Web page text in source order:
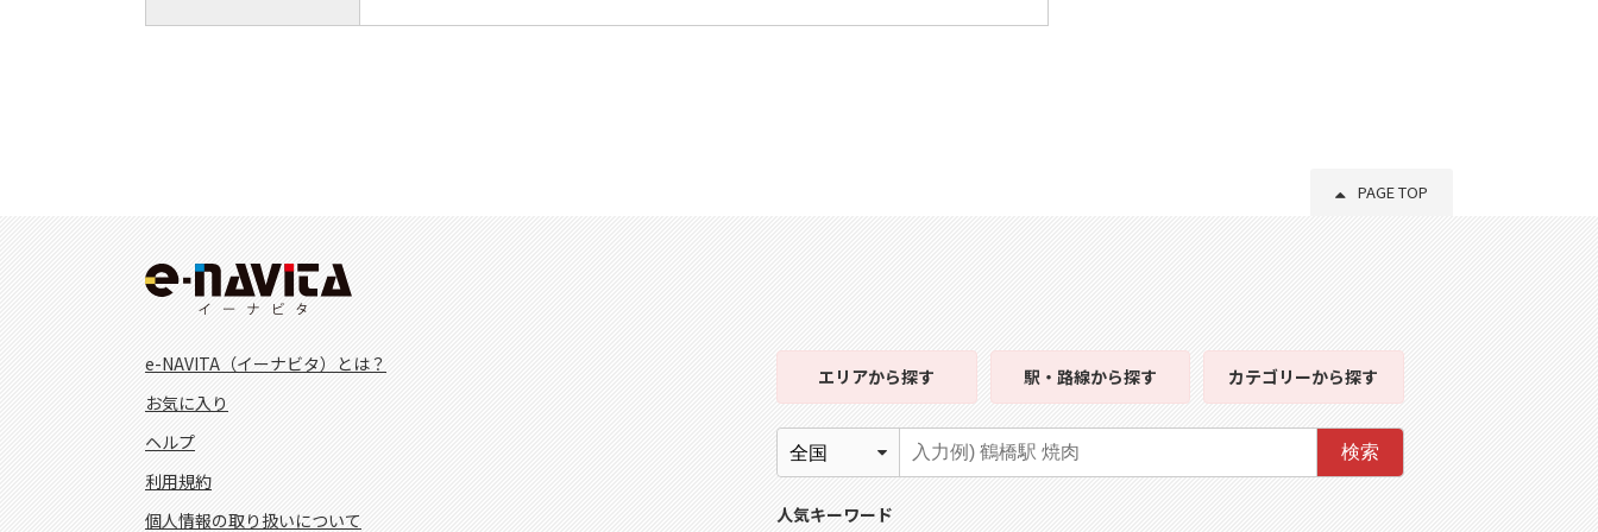
PAGE TOP
e-NAVITA（イーナビタ）とは？
お気に入り
ヘルプ
利用規約
個人情報の取り扱いについて
エリアから探す 駅・路線から探す カテゴリーから探す
検索
人気キーワード